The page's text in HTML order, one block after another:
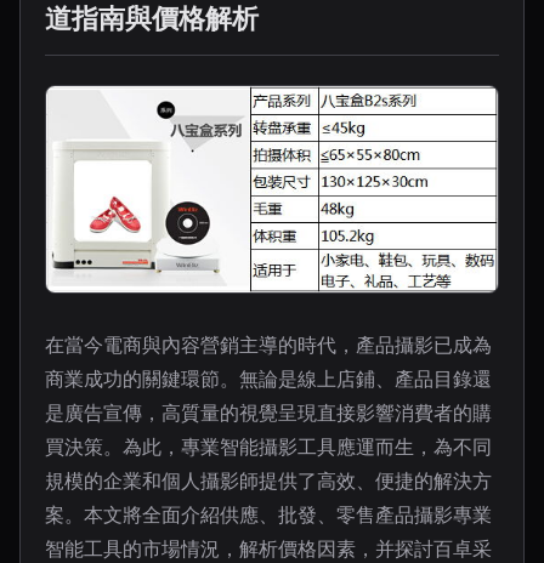
道指南與價格解析
在當今電商與內容營銷主導的時代，產品攝影已成為
商業成功的關鍵環節。無論是線上店鋪、產品目錄還
是廣告宣傳，高質量的視覺呈現直接影響消費者的購
買決策。為此，專業智能攝影工具應運而生，為不同
規模的企業和個人攝影師提供了高效、便捷的解決方
案。本文將全面介紹供應、批發、零售產品攝影專業
智能工具的市場情況，解析價格因素，并探討百卓采